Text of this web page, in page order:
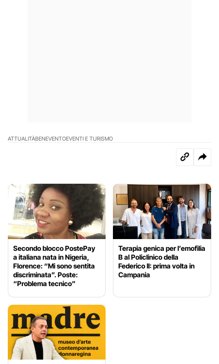
ATTUALITÀBENEVENTOEVENTI E TURISMO
Secondo blocco PostePay
a italiana nata in Nigeria,
Florence: “Mi sono sentita
discriminata”. Poste:
“Problema tecnico”
Terapia genica per l’emofilia
B al Policlinico della
Federico II: prima volta in
Campania